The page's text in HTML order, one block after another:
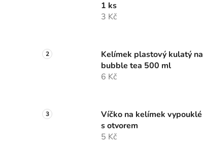
1 ks
3 Kč
Kelímek plastový kulatý na
bubble tea 500 ml
6 Kč
Víčko na kelímek vypouklé
s otvorem
5 Kč